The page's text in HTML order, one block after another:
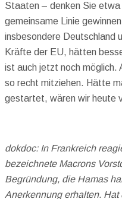
Staaten – denken Sie etwa
gemeinsame Linie
insbesondere Deutschland
Kräfte der EU, hätten
ist auch jetzt noch möglich.
so recht mitziehen. Hätte
gestartet, wären wir heute
dokdoc: In Frankreich
bezeichnete Macrons
Begründung, die Hamas
Anerkennung erhalten.